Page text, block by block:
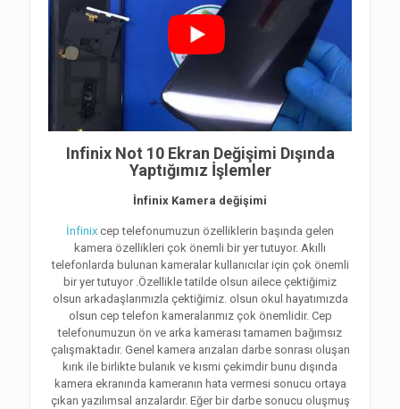
Infinix Not 10 Ekran Değişimi Dışında
Yaptığımız İşlemler
İnfinix Kamera değişimi
İnfinix cep telefonumuzun özelliklerin başında gelen
kamera özellikleri çok önemli bir yer tutuyor. Akıllı
telefonlarda bulunan kameralar kullanıcılar için çok önemli
bir yer tutuyor .Özellikle tatilde olsun ailece çektiğimiz
olsun arkadaşlarımızla çektiğimiz. olsun okul hayatımızda
olsun cep telefon kameralarımız çok önemlidir. Cep
telefonumuzun ön ve arka kamerası tamamen bağımsız
çalışmaktadır. Genel kamera arızaları darbe sonrası oluşan
kırık ile birlikte bulanık ve kısmi çekimdir bunu dışında
kamera ekranında kameranın hata vermesi sonucu ortaya
çıkan yazılımsal arızalardır. Eğer bir darbe sonucu oluşmuş